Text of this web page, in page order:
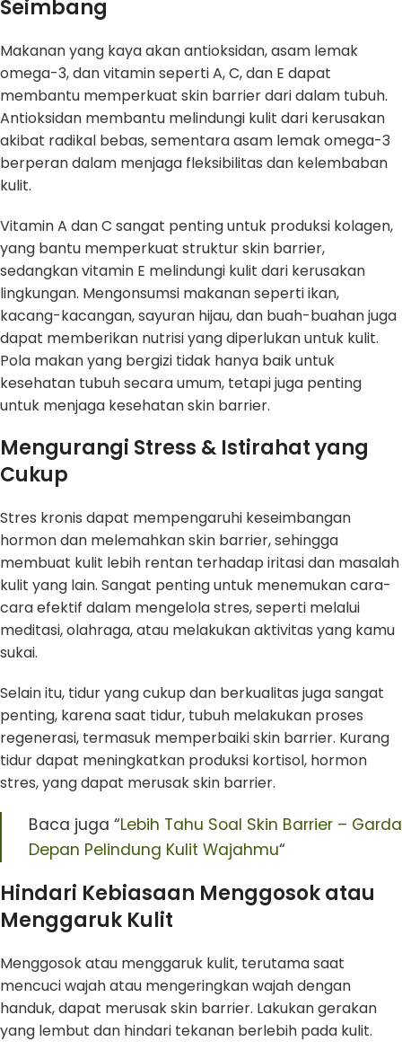
Seimbang
Makanan yang kaya akan antioksidan, asam lemak
omega-3, dan vitamin seperti A, C, dan E dapat
membantu memperkuat skin barrier dari dalam tubuh.
Antioksidan membantu melindungi kulit dari kerusakan
akibat radikal bebas, sementara asam lemak omega-3
berperan dalam menjaga fleksibilitas dan kelembaban
kulit.
Vitamin A dan C sangat penting untuk produksi kolagen,
yang bantu memperkuat struktur skin barrier,
sedangkan vitamin E melindungi kulit dari kerusakan
lingkungan. Mengonsumsi makanan seperti ikan,
kacang-kacangan, sayuran hijau, dan buah-buahan juga
dapat memberikan nutrisi yang diperlukan untuk kulit.
Pola makan yang bergizi tidak hanya baik untuk
kesehatan tubuh secara umum, tetapi juga penting
untuk menjaga kesehatan skin barrier.
Mengurangi Stress & Istirahat yang
Cukup
Stres kronis dapat mempengaruhi keseimbangan
hormon dan melemahkan skin barrier, sehingga
membuat kulit lebih rentan terhadap iritasi dan masalah
kulit yang lain. Sangat penting untuk menemukan cara-
cara efektif dalam mengelola stres, seperti melalui
meditasi, olahraga, atau melakukan aktivitas yang kamu
sukai.
Selain itu, tidur yang cukup dan berkualitas juga sangat
penting, karena saat tidur, tubuh melakukan proses
regenerasi, termasuk memperbaiki skin barrier. Kurang
tidur dapat meningkatkan produksi kortisol, hormon
stres, yang dapat merusak skin barrier.
Baca juga “Lebih Tahu Soal Skin Barrier – Garda
Depan Pelindung Kulit Wajahmu“
Hindari Kebiasaan Menggosok atau
Menggaruk Kulit
Menggosok atau menggaruk kulit, terutama saat
mencuci wajah atau mengeringkan wajah dengan
handuk, dapat merusak skin barrier. Lakukan gerakan
yang lembut dan hindari tekanan berlebih pada kulit.